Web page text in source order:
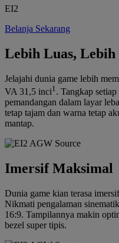
EI2
Belanja Sekarang
Lebih Luas,
Jelajahi dunia game lebih
VA 31,5 inci1 . Tangkap
pemandangan dalam layar
tetap tajam dan warna tetap
mantap.
Imersif Maksimal
Dunia game kian terasa
Nikmati pengalaman
16:9. Tampilannya makin
bezel super tipis.